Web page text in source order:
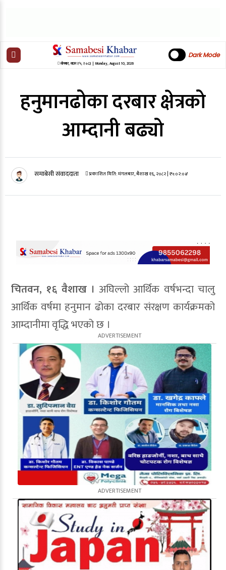
सोमबार,साउन २५,२०८३| Monday, August 10, 2026
Dark Mode
हनुमानढोका दरबार क्षेत्रको
आम्दानी बढ्यो
समाबेसी संवाददाता प्रकाशित मिति:मंगलबार, बैशाख १६, २०८२| १५:०२:०४
चितवन, १६ वैशाख । अघिल्लो आर्थिक वर्षभन्दा चालु
आर्थिक वर्षमा हनुमान ढोका दरबार संरक्षण कार्यक्रमको
आम्दानीमा वृद्धि भएको छ ।